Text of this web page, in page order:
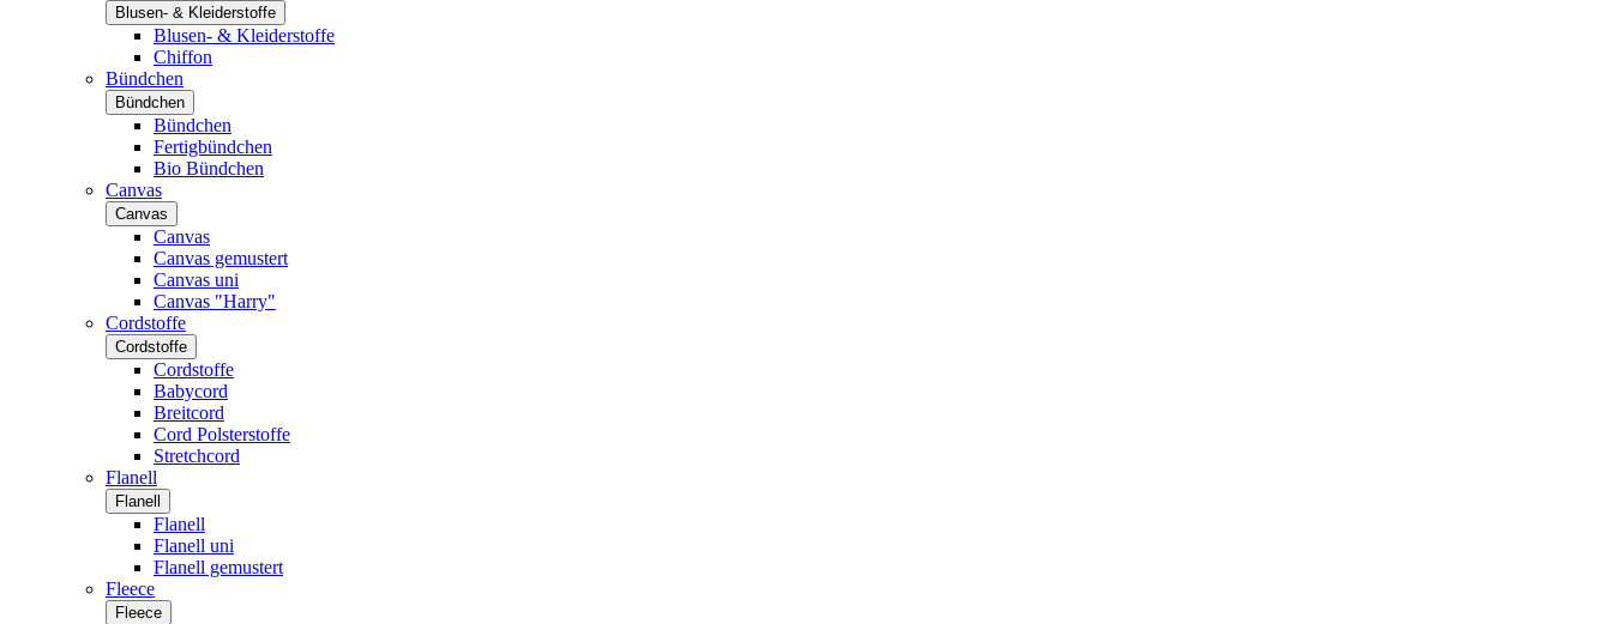
Blusen- & Kleiderstoffe
Blusen- & Kleiderstoffe
Chiffon
Bündchen
Bündchen
Bündchen
Fertigbündchen
Bio Bündchen
Canvas
Canvas
Canvas
Canvas gemustert
Canvas uni
Canvas "Harry"
Cordstoffe
Cordstoffe
Cordstoffe
Babycord
Breitcord
Cord Polsterstoffe
Stretchcord
Flanell
Flanell
Flanell
Flanell uni
Flanell gemustert
Fleece
Fleece